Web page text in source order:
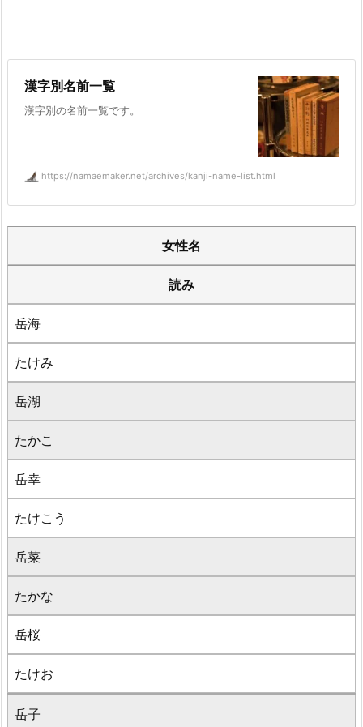
漢字別名前一覧
漢字別の名前一覧です。
https://namaemaker.net/archives/kanji-name-list.html
女性名
読み
岳海
たけみ
岳湖
たかこ
岳幸
たけこう
岳菜
たかな
岳桜
たけお
岳子